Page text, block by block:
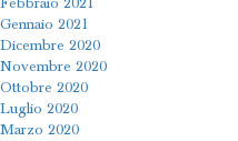
Gennaio 2021
Dicembre 2020
Novembre 2020
Ottobre 2020
Luglio 2020
Marzo 2020